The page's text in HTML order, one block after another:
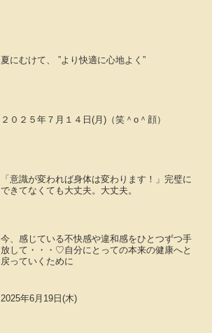
夏にむけて、 ”より快適に心地よく”
２０２５年７月１４日(月)（笑＾o＾顔）
「意識が変われば身体は変わります！」完璧に
できてなくても大丈夫。大丈夫。
今、感じている不快感や違和感をひとつずつ手
放して・・・♡自分にとっての本来の健康へと
戻っていくために
2025年6月19日(木)